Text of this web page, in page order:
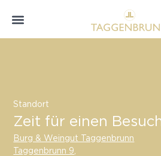
Standort
Zeit für einen
Burg & Weingut Taggenbrunn
Taggenbrunn 9,